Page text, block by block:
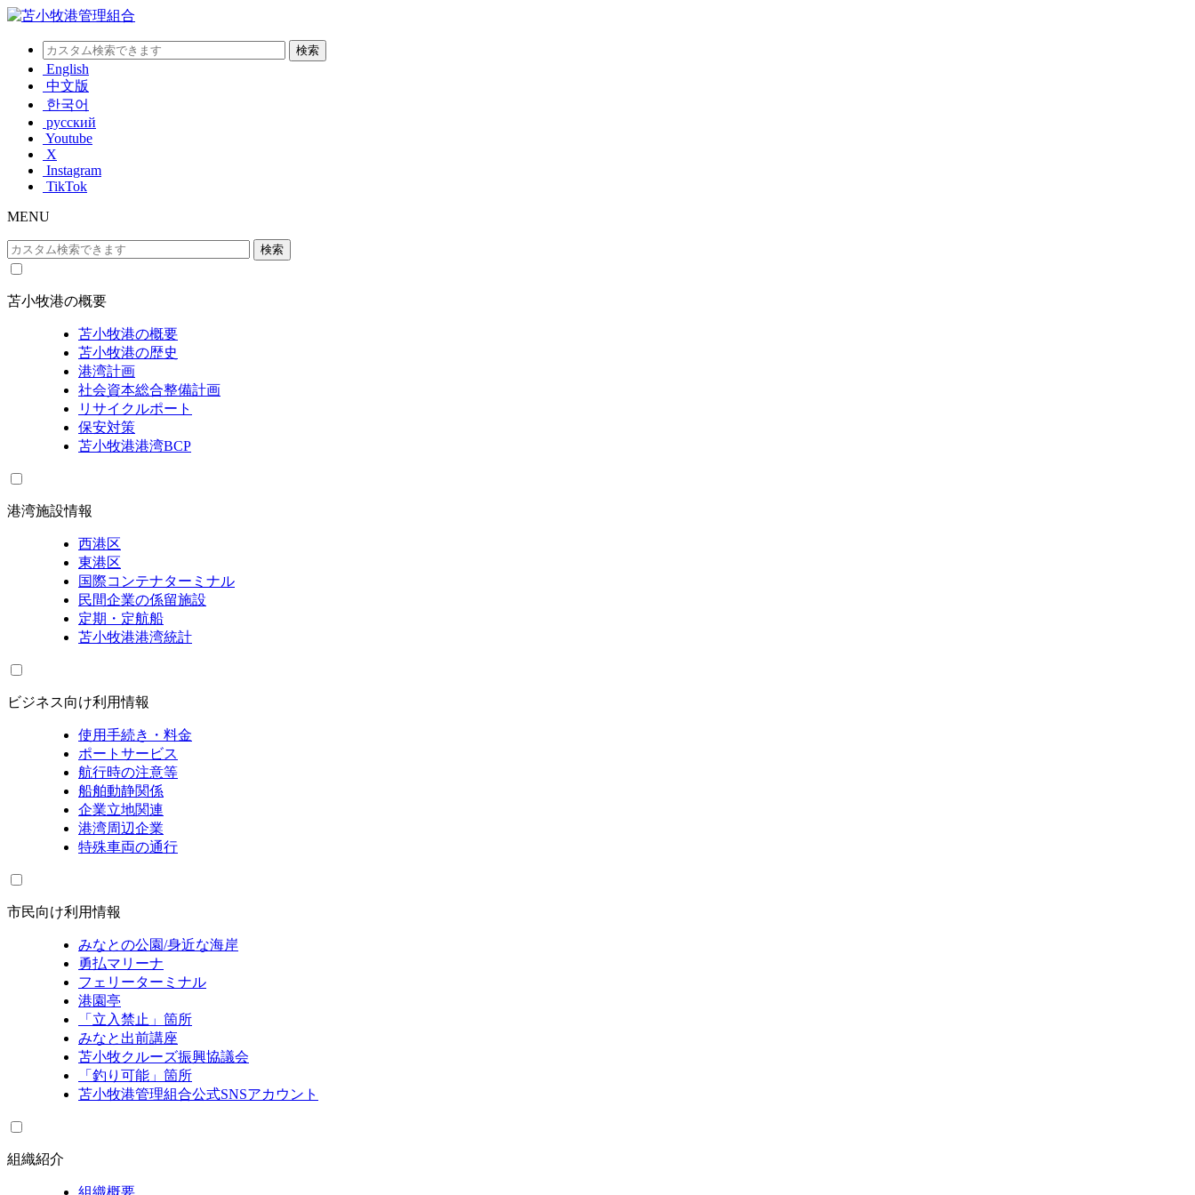
English
中文版
한국어
русский
Youtube
X
Instagram
TikTok
MENU
苫小牧港の概要
苫小牧港の概要
苫小牧港の歴史
港湾計画
社会資本総合整備計画
リサイクルポート
保安対策
苫小牧港港湾BCP
港湾施設情報
西港区
東港区
国際コンテナターミナル
民間企業の係留施設
定期・定航船
苫小牧港港湾統計
ビジネス向け利用情報
使用手続き・料金
ポートサービス
航行時の注意等
船舶動静関係
企業立地関連
港湾周辺企業
特殊車両の通行
市民向け利用情報
みなとの公園/身近な海岸
勇払マリーナ
フェリーターミナル
港園亭
「立入禁止」箇所
みなと出前講座
苫小牧クルーズ振興協議会
「釣り可能」箇所
苫小牧港管理組合公式SNSアカウント
組織紹介
組織概要